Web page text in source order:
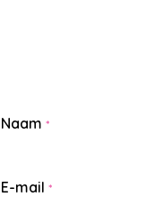
Naam*
E-mail*